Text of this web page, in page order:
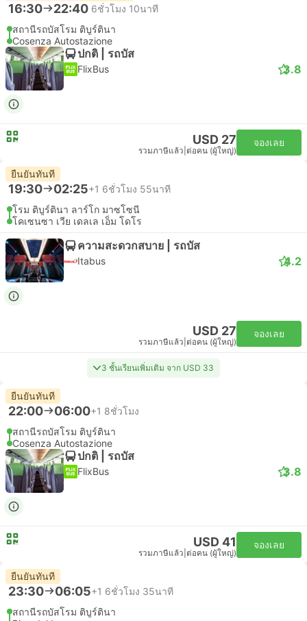
16:30 22:40 6ชั่วโมง 10นาที
สถานีรถบัสโรม ติบูร์ตินา
Cosenza Autostazione
ปกติ | รถบัส
FlixBus 3.8
USD 27
รวมภาษีแล้ว ต่อคน (ผู้ใหญ่)
จองเลย
ยืนยันทันที
19:30 02:25+1 6ชั่วโมง 55นาที
โรม ติบูร์ตินา ลาร์โก มาซโซนี
โคเซนซา เวีย เดลเล เอ็ม โดโร
ความสะดวกสบาย | รถบัส
Itabus 4.2
USD 27
รวมภาษีแล้ว ต่อคน (ผู้ใหญ่)
จองเลย
3 ชั้นเรียนเพิ่มเติม จาก USD 33
ยืนยันทันที
22:00 06:00+1 8ชั่วโมง
สถานีรถบัสโรม ติบูร์ตินา
Cosenza Autostazione
ปกติ | รถบัส
FlixBus 3.8
USD 41
รวมภาษีแล้ว ต่อคน (ผู้ใหญ่)
จองเลย
ยืนยันทันที
23:30 06:05+1 6ชั่วโมง 35นาที
สถานีรถบัสโรม ติบูร์ตินา